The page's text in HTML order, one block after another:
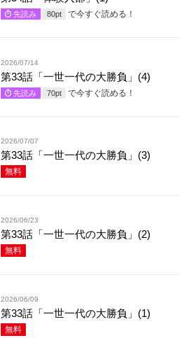
先読み 80pt で今すぐ読める！
2026/07/14
第33話「一世一代の大勝負」(4)
先読み 70pt で今すぐ読める！
2026/07/07
第33話「一世一代の大勝負」(3)
無料
2026/06/23
第33話「一世一代の大勝負」(2)
無料
2026/06/09
第33話「一世一代の大勝負」(1)
無料